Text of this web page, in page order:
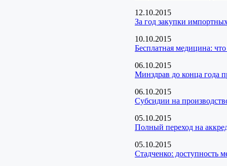
12.10.2015
За год закупки
10.10.2015
Бесплатная медицина: что
06.10.2015
Минздрав до конца года
06.10.2015
Cубсидии на
05.10.2015
Полный переход на
05.10.2015
Стадченко: